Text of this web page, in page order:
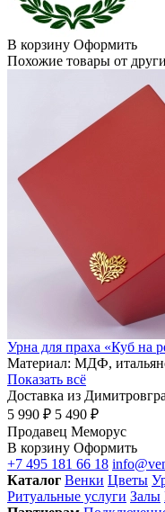
В корзину Оформить
Похожие товары от
Урна для праха «Куб на
Материал: МДФ,
Показать всё
Доставка из
5 990 ₽ 5 490 ₽
Продавец Меморус
В корзину Оформить
+7 495 181 66 18
Каталог Венки Цветы
Ритуальные услуги Залы